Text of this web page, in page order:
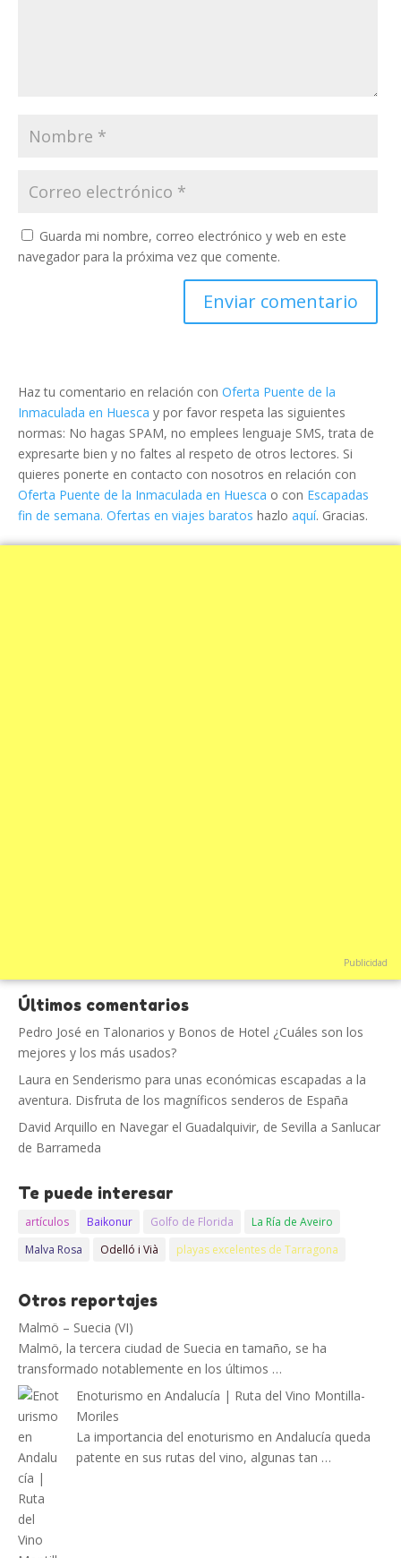
Guarda mi nombre, correo electrónico y web en este
navegador para la próxima vez que comente.
Haz tu comentario en relación con Oferta Puente de la
Inmaculada en Huesca y por favor respeta las siguientes
normas: No hagas SPAM, no emplees lenguaje SMS, trata de
expresarte bien y no faltes al respeto de otros lectores. Si
quieres ponerte en contacto con nosotros en relación con
Oferta Puente de la Inmaculada en Huesca o con Escapadas
fin de semana. Ofertas en viajes baratos hazlo aquí. Gracias.
Publicidad
Últimos comentarios
Pedro José en Talonarios y Bonos de Hotel ¿Cuáles son los
mejores y los más usados?
Laura en Senderismo para unas económicas escapadas a la
aventura. Disfruta de los magníficos senderos de España
David Arquillo en Navegar el Guadalquivir, de Sevilla a Sanlucar
de Barrameda
Te puede interesar
artículos Baikonur Golfo de Florida
La Ría de Aveiro
Malva Rosa
Odelló i Vià playas excelentes de Tarragona
Otros reportajes
Malmö – Suecia (VI)
Malmö, la tercera ciudad de Suecia en tamaño, se ha
transformado notablemente en los últimos …
Enoturismo en Andalucía | Ruta del Vino Montilla-
Moriles
La importancia del enoturismo en Andalucía queda
patente en sus rutas del vino, algunas tan …